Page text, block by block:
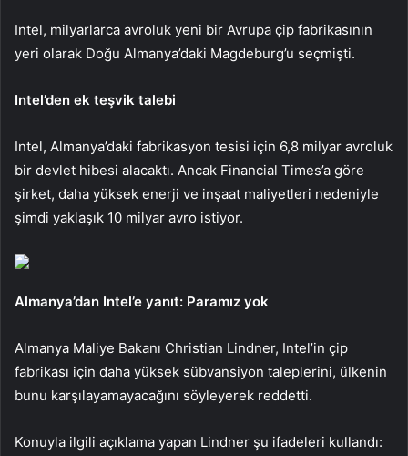
Intel, milyarlarca avroluk yeni bir Avrupa çip fabrikasının
yeri olarak Doğu Almanya’daki Magdeburg’u seçmişti.
Intel’den ek teşvik talebi
Intel, Almanya’daki fabrikasyon tesisi için 6,8 milyar avroluk
bir devlet hibesi alacaktı. Ancak Financial Times’a göre
şirket, daha yüksek enerji ve inşaat maliyetleri nedeniyle
şimdi yaklaşık 10 milyar avro istiyor.
Almanya’dan Intel’e yanıt: Paramız yok
Almanya Maliye Bakanı Christian Lindner, Intel’in çip
fabrikası için daha yüksek sübvansiyon taleplerini, ülkenin
bunu karşılayamayacağını söyleyerek reddetti.
Konuyla ilgili açıklama yapan Lindner şu ifadeleri kullandı: